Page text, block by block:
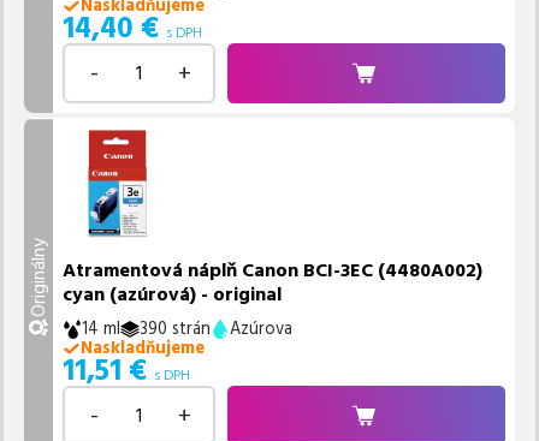
Naskladňujeme
14,40 € s DPH
- +
Originálny Atramentová náplň Canon BCI-3EC (4480A002)
cyan (azúrová) - original
14 ml 390 strán
Azúrova
Naskladňujeme
11,51 € s DPH
- +